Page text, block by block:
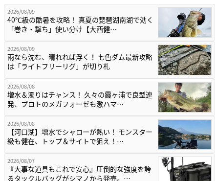
2026/08/09
40℃級の酷暑を攻略！ 真夏の琵琶湖南湖で効く
「巻き・撃ち」使い分け【大西健…
2026/08/09
雨なら沈む、晴れれば浮く！ 七色ダム最新攻略
は「ライトフリーリグ」が切り札
2026/08/08
増水＆濁りはチャンス！ 久々の霞ヶ浦で良型連
発、プロトのメガフォーゼも激ハマ…
2026/08/08
【河口湖】増水でシャローが熱い！ モンスター
級も健在、トップ＆サイトで狙え！…
2026/08/07
『大事な道具もこれで安心』圧倒的な強度を誇
るタックルバッグがシマノから発売。…